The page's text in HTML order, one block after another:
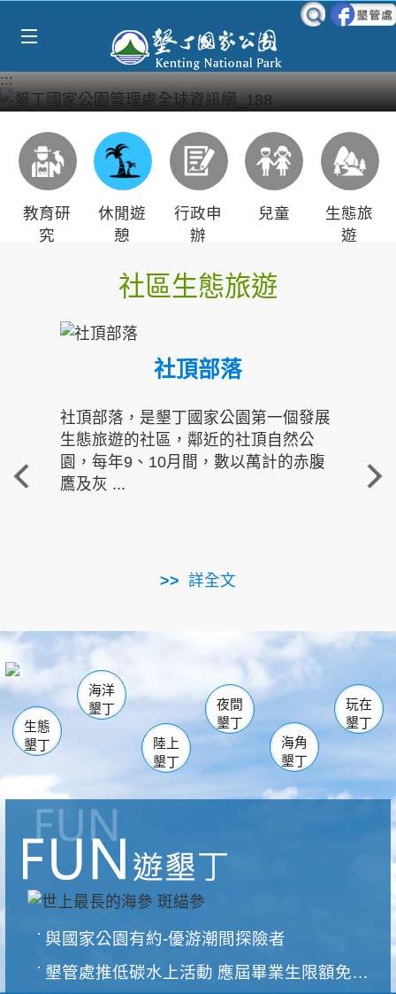
:::
教育研
究
休閒遊
憩
行政申
辦
兒童
生態旅
遊
社區生態旅遊
社頂部落
社頂部落，是墾丁國家公園第一個發展
生態旅遊的社區，鄰近的社頂自然公
園，每年9、10月間，數以萬計的赤腹
鷹及灰 ...
詳全文
重
走進
南仁湖
海生館
恆春 佳樂水
龍鑾潭自然中心 森林遊樂區
瓊麻館
關山 墾管處遊客中心
社頂公園 風吹沙
船帆石
白砂 龍磐公園
香蕉灣
砂島
鵝鑾鼻
生態
墾丁
海洋
墾丁
陸上
墾丁
夜間
墾丁
海角
墾丁
玩在
墾丁
與國家公園有約-優游潮間探險者
墾管處推低碳水上活動 應屆畢業生限額免費參加